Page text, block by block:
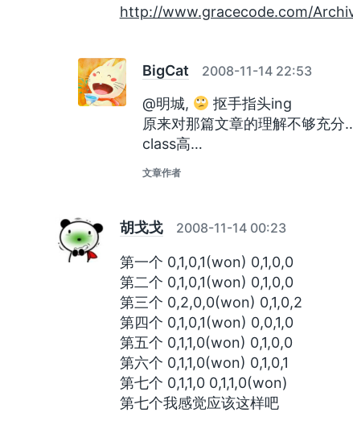
http://www.gracecode.com/
BigCat 2008-11-14 22:53
@明城,
抠手指头ing
原来对那篇文章的理解不够充
class高…
文章作者
胡戈戈 2008-11-14 00:23
第一个 0,1,0,1(won) 0,1,0,0
第二个 0,1,0,1(won) 0,1,0,0
第三个 0,2,0,0(won) 0,1,0,2
第四个 0,1,0,1(won) 0,0,1,0
第五个 0,1,1,0(won) 0,1,0,0
第六个 0,1,1,0(won) 0,1,0,1
第七个 0,1,1,0 0,1,1,0(won)
第七个我感觉应该这样吧